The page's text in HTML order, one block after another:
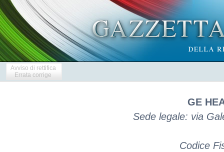
Avviso di rettifica
Errata corrige
GE
Sede legale: via
Codice